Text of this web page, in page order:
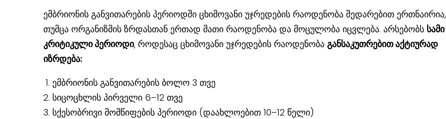
ემბრიონის განვითარების პერიოდში ცხიმოვანი უჯრედების რაოდენობა შედარებით ერთნაირია,
თუმცა ორგანიზმის ზრდასთან ერთად მათი რაოდენობა და მოცულობა იცვლება. არსებობს სამი
კრიტიკული პერიოდი, როდესაც ცხიმოვანი უჯრედების რაოდენობა განსაკუთრებით აქტიურად
იზრდება:
ემბრიონის განვითარების ბოლო 3 თვე
სიცოცხლის პირველი 6–12 თვე
სქესობრივი მომწიფების პერიოდი (დაახლოებით 10–12 წელი)